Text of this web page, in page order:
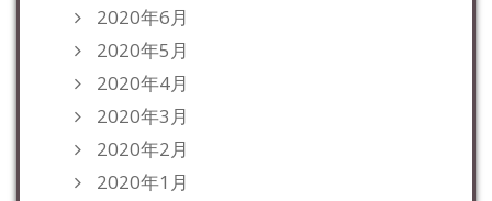
2020年6月
2020年5月
2020年4月
2020年3月
2020年2月
2020年1月